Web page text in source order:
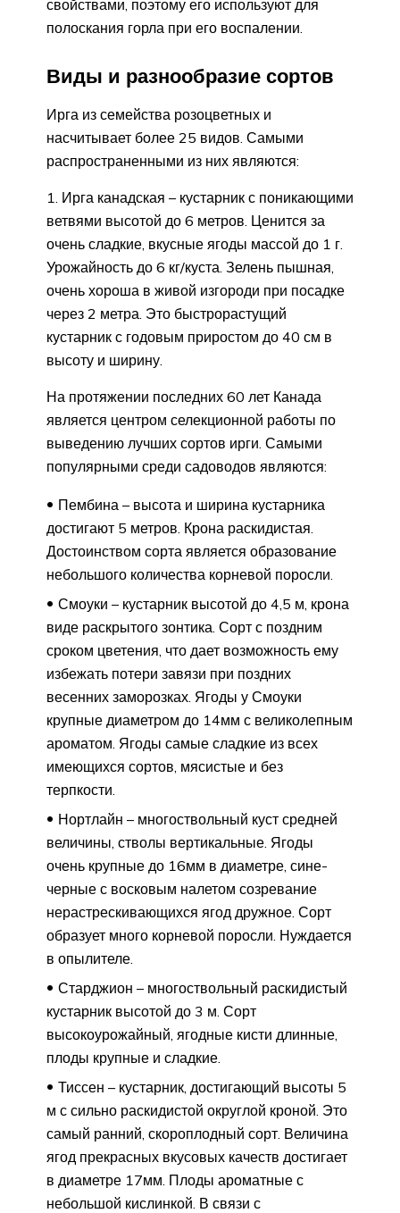
свойствами, поэтому его используют для
полоскания горла при его воспалении.
Виды и разнообразие сортов
Ирга из семейства розоцветных и
насчитывает более 25 видов. Самыми
распространенными из них являются:
Ирга канадская – кустарник с поникающими
ветвями высотой до 6 метров. Ценится за
очень сладкие, вкусные ягоды массой до 1 г.
Урожайность до 6 кг/куста. Зелень пышная,
очень хороша в живой изгороди при посадке
через 2 метра. Это быстрорастущий
кустарник с годовым приростом до 40 см в
высоту и ширину.
На протяжении последних 60 лет Канада
является центром селекционной работы по
выведению лучших сортов ирги. Самыми
популярными среди садоводов являются:
Пембина – высота и ширина кустарника
достигают 5 метров. Крона раскидистая.
Достоинством сорта является образование
небольшого количества корневой поросли.
Смоуки – кустарник высотой до 4,5 м, крона
виде раскрытого зонтика. Сорт с поздним
сроком цветения, что дает возможность ему
избежать потери завязи при поздних
весенних заморозках. Ягоды у Смоуки
крупные диаметром до 14мм с великолепным
ароматом. Ягоды самые сладкие из всех
имеющихся сортов, мясистые и без
терпкости.
Нортлайн – многоствольный куст средней
величины, стволы вертикальные. Ягоды
очень крупные до 16мм в диаметре, сине-
черные с восковым налетом созревание
нерастрескивающихся ягод дружное. Сорт
образует много корневой поросли. Нуждается
в опылителе.
Старджион – многоствольный раскидистый
кустарник высотой до 3 м. Сорт
высокоурожайный, ягодные кисти длинные,
плоды крупные и сладкие.
Тиссен – кустарник, достигающий высоты 5
м с сильно раскидистой округлой кроной. Это
самый ранний, скороплодный сорт. Величина
ягод прекрасных вкусовых качеств достигает
в диаметре 17мм. Плоды ароматные с
небольшой кислинкой. В связи с